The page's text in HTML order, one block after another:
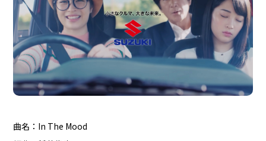
曲名：In The Mood